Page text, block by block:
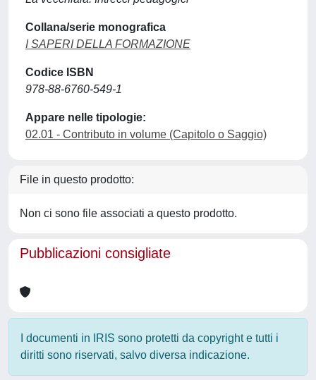
Collana/serie monografica
I SAPERI DELLA FORMAZIONE
Codice ISBN
978-88-6760-549-1
Appare nelle tipologie:
02.01 - Contributo in volume (Capitolo o Saggio)
File in questo prodotto:
Non ci sono file associati a questo prodotto.
Pubblicazioni consigliate
I documenti in IRIS sono protetti da copyright e tutti i
diritti sono riservati, salvo diversa indicazione.